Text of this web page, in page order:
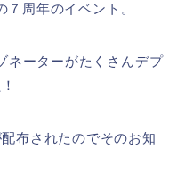
周年のイベント。
ネーターがたくさんデプ
布されたのでそのお知